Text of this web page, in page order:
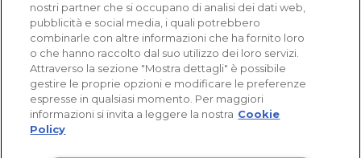
nostri partner che si occupano di analisi dei dati web,
pubblicità e social media, i quali potrebbero
combinarle con altre informazioni che ha fornito loro
o che hanno raccolto dal suo utilizzo dei loro servizi.
Attraverso la sezione "Mostra dettagli" è possibile
gestire le proprie opzioni e modificare le preferenze
espresse in qualsiasi momento. Per maggiori
informazioni si invita a leggere la nostra Cookie
Policy